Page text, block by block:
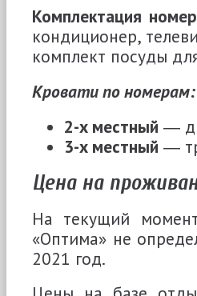
Комплектация
кондиционер,
комплект посуды
Кровати по номерам:
2-х местный ―
3-х местный ―
Цена на
На текущий
«Оптима» не
2021 год.